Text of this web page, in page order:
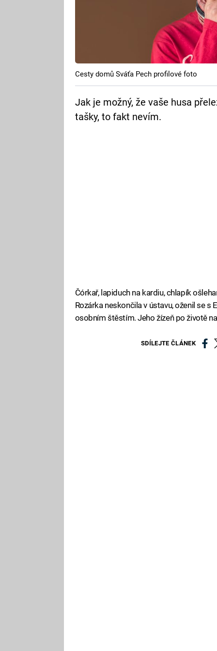
Cesty domů Sváťa Pech profilové foto
Jak je možný, že vaše husa
tašky, to fakt nevím.
Čórkař, lapiduch na kardiu, chlapík
Rozárka neskončila v ústavu, oženil se s
osobním štěstím. Jeho žízeň po životě
SDÍLEJTE ČLÁNEK